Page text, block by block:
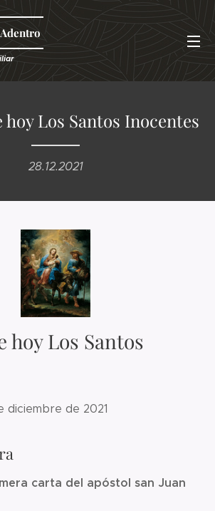
Los Santos Inocentes
28.12.2021
hoy Los Santos
diciembre de 2021
carta del apóstol san Juan